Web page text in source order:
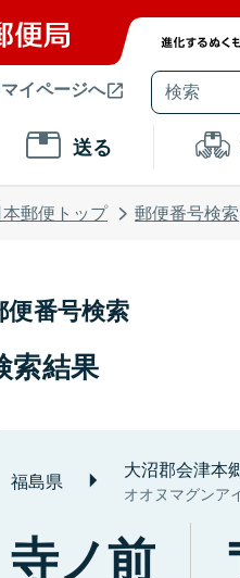
イページへ
送る
本郵便トップ 郵便番号検索
便番号検索
索結果
福島県 大沼郡会津本
オオヌマグンア
寺ノ前